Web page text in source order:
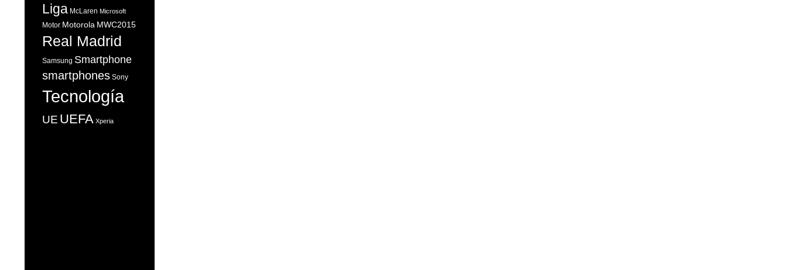
Liga McLaren Microsoft
Motor Motorola MWC2015
Real Madrid
Samsung Smartphone
smartphones Sony
Tecnología
UE UEFA Xperia